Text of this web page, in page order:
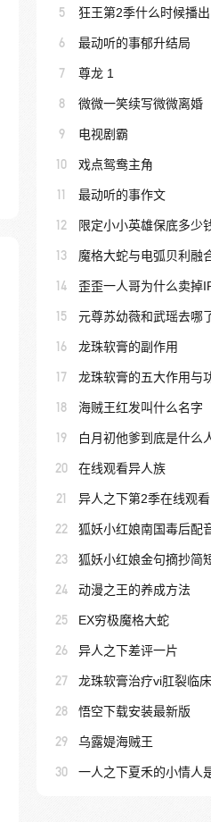
5 狂王第2季什么时候播出
6 最动听的事郁升结局
7 尊龙 1
8 微微一笑续写微微离婚
9 电视剧霸
10 戏点鸳鸯主角
11 最动听的事作文
12 限定小小英雄保底多少
13 魔格大蛇与电弧贝利融
14 歪歪一人哥为什么卖掉
15 元尊苏幼薇和武瑶去哪
16 龙珠软膏的副作用
17 龙珠软膏的五大作用与
18 海贼王红发叫什么名字
19 白月初他爹到底是什么
20 在线观看异人族
21 异人之下第2季在线观看
22 狐妖小红娘南国毒后配
23 狐妖小红娘金句摘抄简
24 动漫之王的养成方法
25 EX穷极魔格大蛇
26 异人之下差评一片
27 龙珠软膏治疗vi肛裂临
28 悟空下载安装最新版
29 乌露媞海贼王
30 一人之下夏禾的小情人